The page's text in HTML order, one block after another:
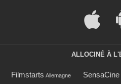
ALLOCINÉ À
Filmstarts Allemagne SensaCine